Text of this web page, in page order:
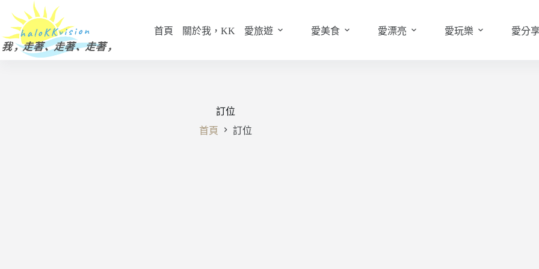
主
要
首頁 關於我，KK 愛旅遊 愛美食 愛漂亮 愛玩樂 愛分
訂位
首頁
訂位